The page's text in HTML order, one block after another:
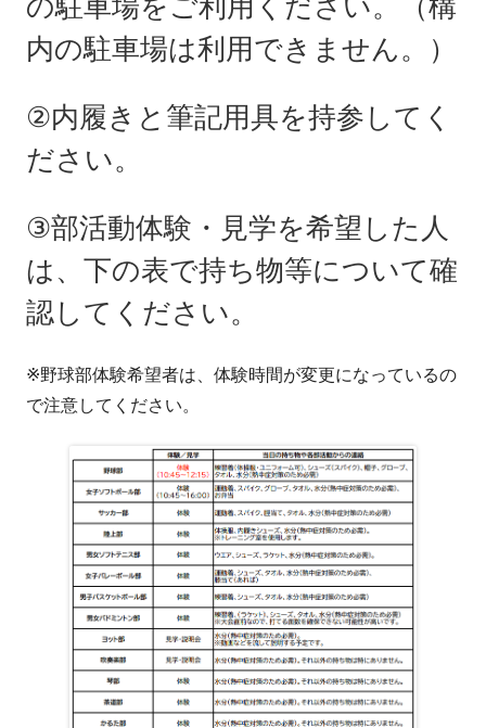
内の駐車場は利用できません。）
②内履きと筆記用具を持参してく
ださい。
③部活動体験・見学を希望した人
は、下の表で持ち物等について確
認してください。
※野球部体験希望者は、体験時間が変更になっているの
で注意してください。